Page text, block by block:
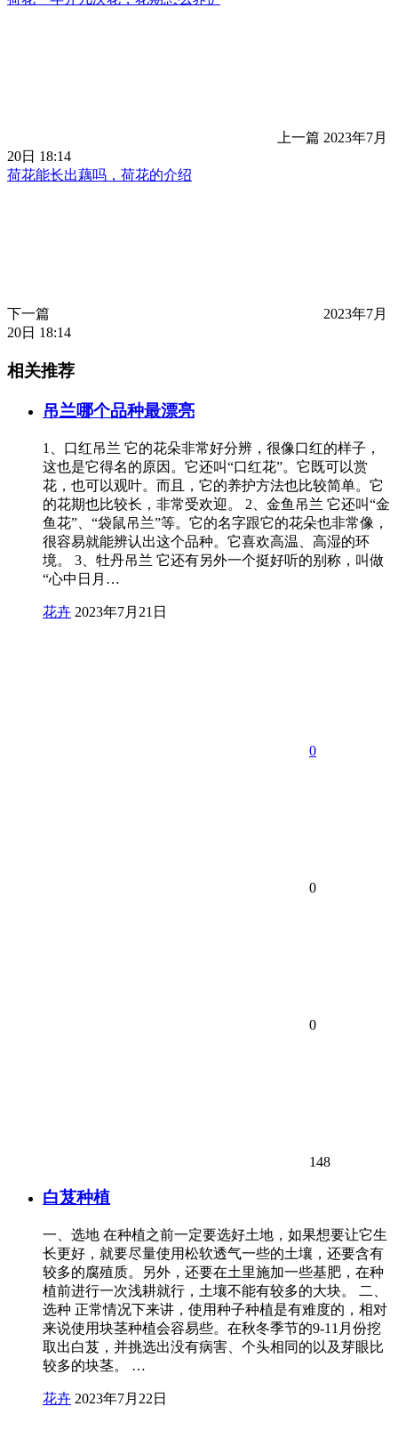
上一篇 2023年7月
20日 18:14
荷花能长出藕吗，荷花的介绍
下一篇
2023年7月
20日 18:14
相关推荐
吊兰哪个品种最漂亮
1、口红吊兰 它的花朵非常好分辨，很像口红的样子，
这也是它得名的原因。它还叫“口红花”。它既可以赏
花，也可以观叶。而且，它的养护方法也比较简单。它
的花期也比较长，非常受欢迎。 2、金鱼吊兰 它还叫“金
鱼花”、“袋鼠吊兰”等。它的名字跟它的花朵也非常像，
很容易就能辨认出这个品种。它喜欢高温、高湿的环
境。 3、牡丹吊兰 它还有另外一个挺好听的别称，叫做
“心中日月…
花卉 2023年7月21日
0
0
0
148
白芨种植
一、选地 在种植之前一定要选好土地，如果想要让它生
长更好，就要尽量使用松软透气一些的土壤，还要含有
较多的腐殖质。另外，还要在土里施加一些基肥，在种
植前进行一次浅耕就行，土壤不能有较多的大块。 二、
选种 正常情况下来讲，使用种子种植是有难度的，相对
来说使用块茎种植会容易些。在秋冬季节的9-11月份挖
取出白芨，并挑选出没有病害、个头相同的以及芽眼比
较多的块茎。 …
花卉 2023年7月22日